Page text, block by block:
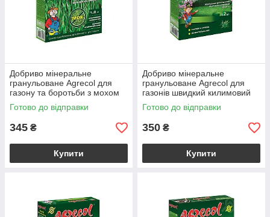
Добриво мінеральне
гранульоване Agrecol для
газону та боротьби з мохом
15-0-0 - 1,2 кг
Готово до відправки
345 ₴
Купити
Добриво мінеральне
гранульоване Agrecol для
газонів швидкий килимовий
ефект 34-0-0 - 1,2 кг
Готово до відправки
350 ₴
Купити